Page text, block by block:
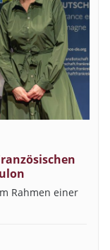
Rahmen einer